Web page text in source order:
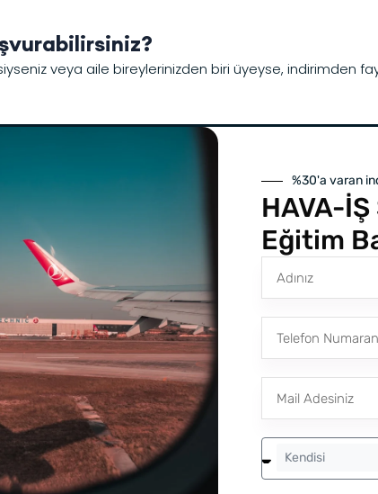
veya aile bireylerinizden biri üyeyse, indirimden
%30'a varan
HAVA-İŞ
Eğitim
Kendisi